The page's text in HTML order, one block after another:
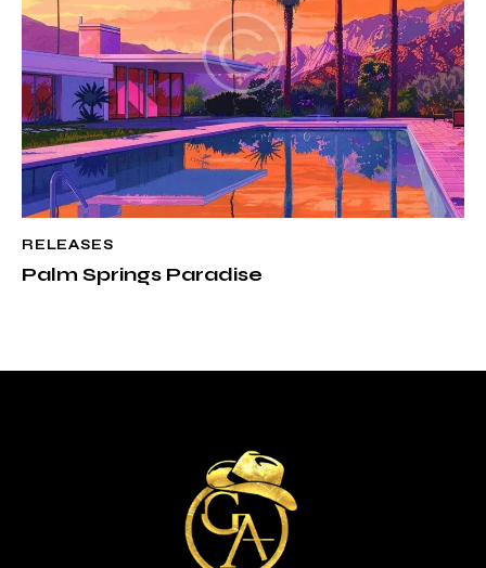
RELEASES
Palm Springs Paradise